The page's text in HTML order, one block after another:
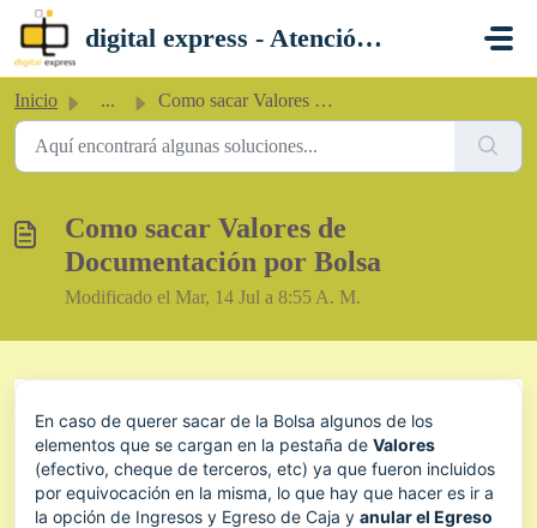
Saltar al contenido principal
digital express - Atención al Cliente
Inicio ... Como sacar Valores de Documentación por Bolsa
Como sacar Valores de
Documentación por Bolsa
Modificado el Mar, 14 Jul a 8:55 A. M.
En caso de querer sacar de la Bolsa algunos de los
elementos que se cargan en la pestaña de Valores
(efectivo, cheque de terceros, etc) ya que fueron incluidos
por equivocación en la misma, lo que hay que hacer es ir a
la opción de Ingresos y Egreso de Caja y anular el Egreso